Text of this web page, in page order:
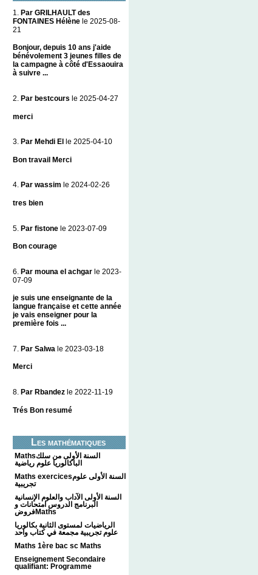
1.
Par GRILHAULT des
FONTAINES Hélène le 2025-08-
21
Bonjour, depuis 10 ans j'aide
bénévolement 3 jeunes filles de
la campagne à côté d'Essaouira
à suivre ...
2. Par bestcours le 2025-04-27
merci
3. Par Mehdi El le 2025-04-10
Bon travail Merci
4. Par wassim le 2024-02-26
tres bien
5. Par fistone le 2023-07-09
Bon courage
6. Par mouna el achgar le 2023-
07-09
je suis une enseignante de la
langue française et cette année
je vais enseigner pour la
première fois ...
7. Par Salwa le 2023-03-18
Merci
8. Par Rbandez le 2022-11-19
Trés Bon resumé
Les mathématiques
Mathsالسنة الأولى من سلك
الباكالوريا علوم رياضية
Maths exercicesالسنة الأولى علوم
تجريبية
السنة الأولى الآداب والعلوم الإنسانية
البرنامج الدروس امتحانات و
فروضMaths
الرياضيات لمستوى الثانية بكالوريا
علوم تجريبية مجمعة في كتاب واحد
Maths 1ère bac sc Maths
Enseignement Secondaire
qualifiant: Programme